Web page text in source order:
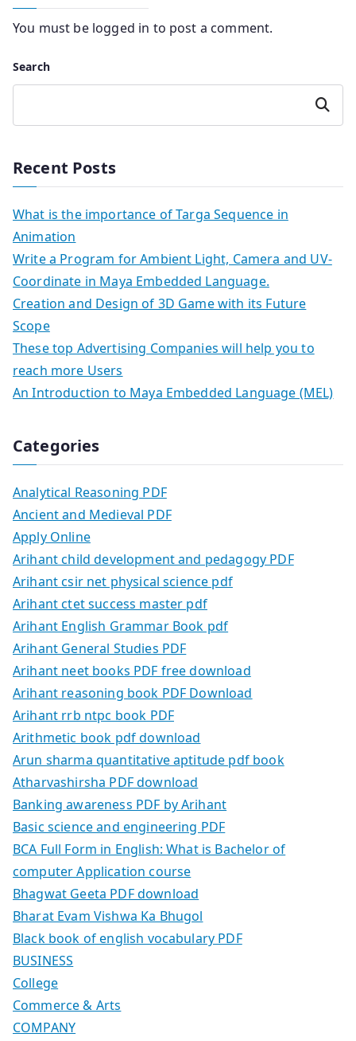
You must be logged in to post a comment.
Search
Search
Recent Posts
What is the importance of Targa Sequence in
Animation
Write a Program for Ambient Light, Camera and UV-
Coordinate in Maya Embedded Language.
Creation and Design of 3D Game with its Future
Scope
These top Advertising Companies will help you to
reach more Users
An Introduction to Maya Embedded Language (MEL)
Categories
Analytical Reasoning PDF
Ancient and Medieval PDF
Apply Online
Arihant child development and pedagogy PDF
Arihant csir net physical science pdf
Arihant ctet success master pdf
Arihant English Grammar Book pdf
Arihant General Studies PDF
Arihant neet books PDF free download
Arihant reasoning book PDF Download
Arihant rrb ntpc book PDF
Arithmetic book pdf download
Arun sharma quantitative aptitude pdf book
Atharvashirsha PDF download
Banking awareness PDF by Arihant
Basic science and engineering PDF
BCA Full Form in English: What is Bachelor of
computer Application course
Bhagwat Geeta PDF download
Bharat Evam Vishwa Ka Bhugol
Black book of english vocabulary PDF
BUSINESS
College
Commerce & Arts
COMPANY